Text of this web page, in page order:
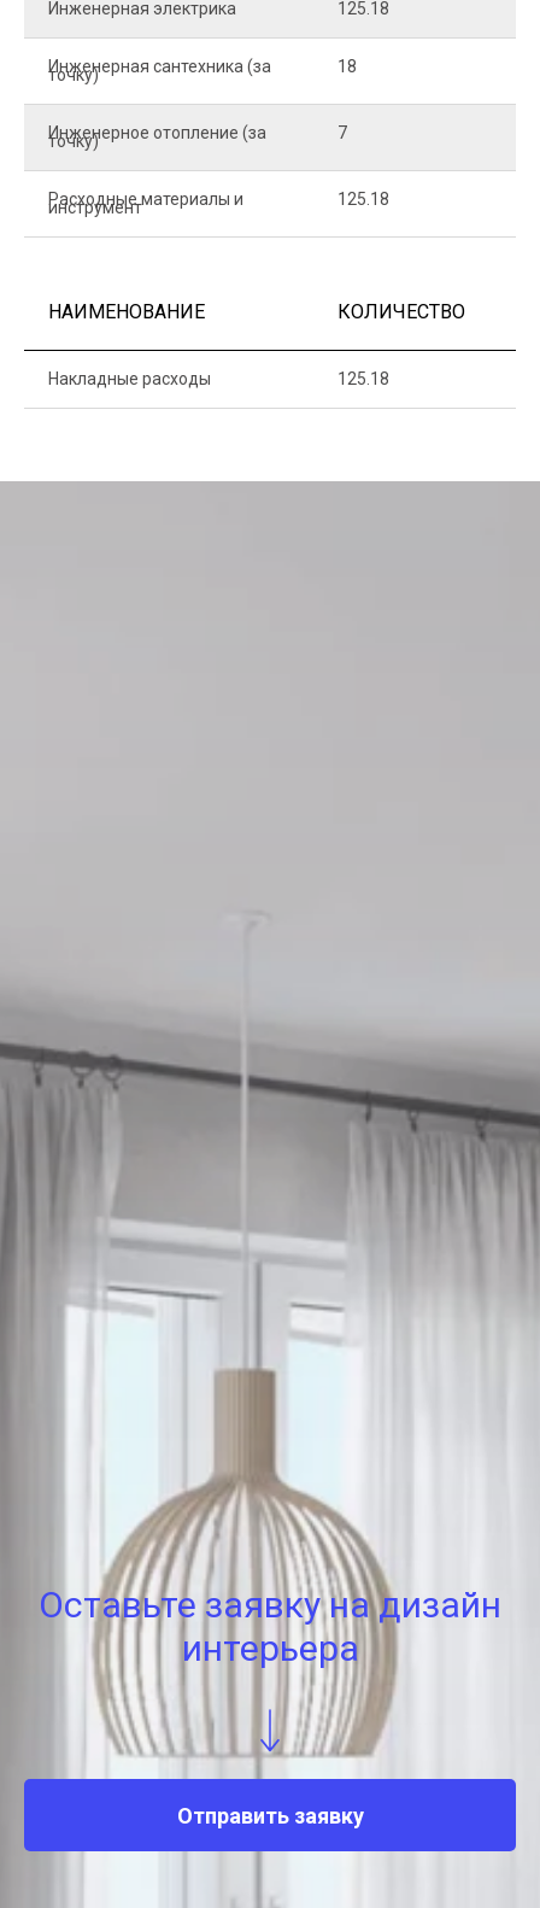
Инженерная электрика 125.18
Инженерная сантехника (за
точку) 18
Инженерное отопление (за
точку) 7
Расходные материалы и
инструмент 125.18
НАИМЕНОВАНИЕ КОЛИЧЕСТВО
Накладные расходы 125.18
Оставьте заявку на дизайн
интерьера
Отправить заявку